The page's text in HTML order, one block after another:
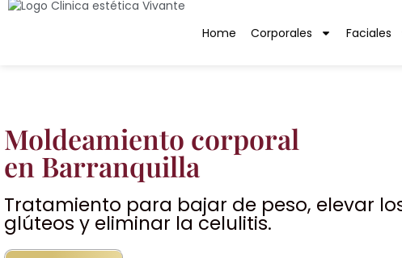
Home Corporales Faciales
Moldeamiento corporal
en Barranquilla
Tratamiento para bajar de peso, elevar
glúteos y eliminar la celulitis.